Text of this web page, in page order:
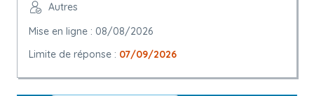
Autres
Mise en ligne : 08/08/2026
Limite de réponse : 07/09/2026